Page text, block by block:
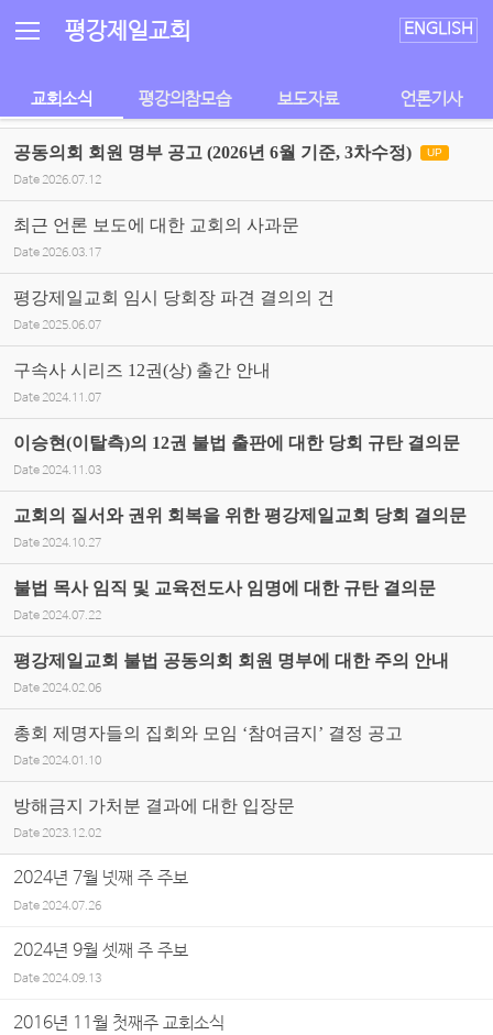
평강제일교회 ENGLISH
교회소식 평강의참모습 보도자료 언론기사
공동의회 회원 명부 공고 (2026년 6월 기준, 3차수정) UP
Date 2026.07.12
최근 언론 보도에 대한 교회의 사과문
Date 2026.03.17
평강제일교회 임시 당회장 파견 결의의 건
Date 2025.06.07
구속사 시리즈 12권(상) 출간 안내
Date 2024.11.07
이승현(이탈측)의 12권 불법 출판에 대한 당회 규탄 결의문
Date 2024.11.03
교회의 질서와 권위 회복을 위한 평강제일교회 당회 결의문
Date 2024.10.27
불법 목사 임직 및 교육전도사 임명에 대한 규탄 결의문
Date 2024.07.22
평강제일교회 불법 공동의회 회원 명부에 대한 주의 안내
Date 2024.02.06
총회 제명자들의 집회와 모임 ‘참여금지’ 결정 공고
Date 2024.01.10
방해금지 가처분 결과에 대한 입장문
Date 2023.12.02
2024년 7월 넷째 주 주보
Date2024.07.26
2024년 9월 셋째 주 주보
Date2024.09.13
2016년 11월 첫째주 교회소식